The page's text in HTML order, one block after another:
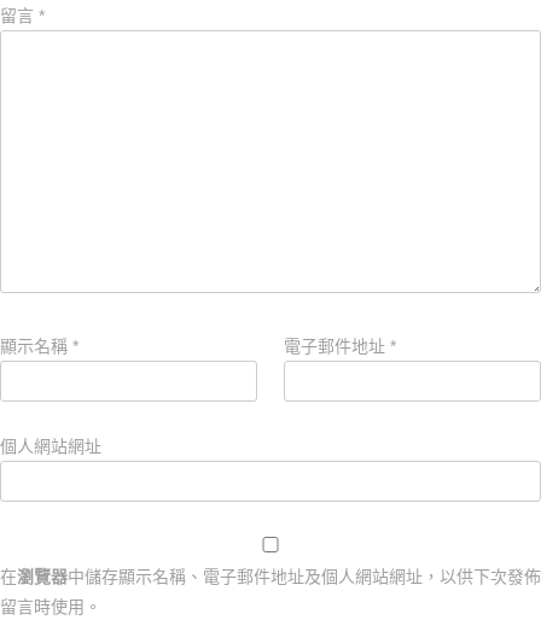
留言 *
顯示名稱 * 電子郵件地址*
個人網站網址
在瀏覽器中儲存顯示名稱、電子郵件地址及個人網站網址，以供下次發佈
留言時使用。